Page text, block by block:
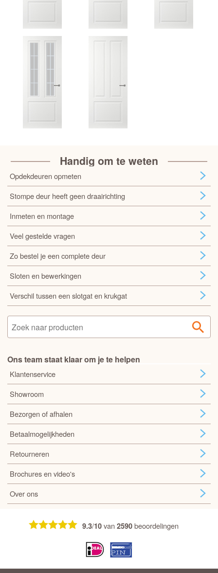
Handig om te weten
Opdekdeuren opmeten
Stompe deur heeft geen draairichting
Inmeten en montage
Veel gestelde vragen
Zo bestel je een complete deur
Sloten en bewerkingen
Verschil tussen een slotgat en krukgat
Ons team staat klaar om je te helpen
Klantenservice
Showroom
Bezorgen of afhalen
Betaalmogelijkheden
Retourneren
Brochures en video's
Over ons
9.3/10van2590beoordelingen